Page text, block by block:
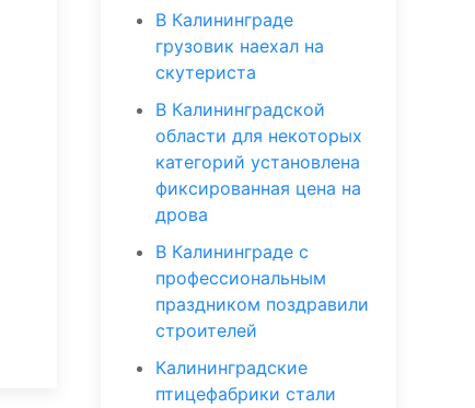
В Калининграде
грузовик наехал на
скутериста
В Калининградской
области для некоторых
категорий установлена
фиксированная цена на
дрова
В Калининграде с
профессиональным
праздником поздравили
строителей
Калининградские
птицефабрики стали